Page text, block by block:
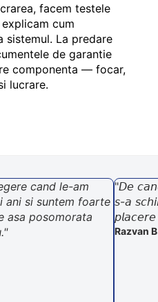
facem testele
cum
sistemul. La predare
de garantie
componenta — focar,
lucrare.
cand le-am
ani si suntem foarte
asa posomorata
"𝘋𝘦
𝘴-𝘢
Razvan